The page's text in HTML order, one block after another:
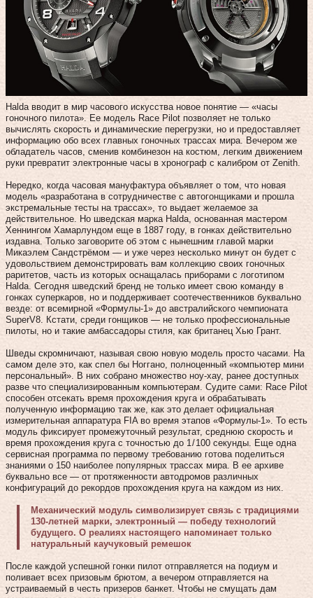
Halda вводит в мир часового искусства новое понятие — «часы
гоночного пилота». Ее модель Race Pilot позволяет не только
вычислять скорость и динамические перегрузки, но и предоставляет
информацию обо всех главных гоночных трассах мира. Вечером же
обладатель часов, сменив комбинезон на костюм, легким движением
руки превратит электронные часы в хронограф с калибром от Zenith.
Нередко, когда часовая мануфактура объявляет о том, что новая
модель «разработана в сотрудничестве с автогонщиками и прошла
экстремальные тесты на трассах», то выдает желаемое за
действительное. Но шведская марка Halda, основанная мастером
Хеннингом Хамарлундом еще в 1887 году, в гонках действительно
издавна. Только заговорите об этом с нынешним главой марки
Микаэлем Сандстрёмом — и уже через несколько минут он будет с
удовольствием демонстрировать вам коллекцию своих гоночных
раритетов, часть из которых оснащалась приборами с логотипом
Halda. Сегодня шведский бренд не только имеет свою команду в
гонках суперкаров, но и поддерживает соотечественников буквально
везде: от всемирной «Формулы-1» до австралийского чемпионата
SuperV8. Кстати, среди гонщиков — не только профессиональные
пилоты, но и такие амбассадоры стиля, как британец Хью Грант.
Шведы скромничают, называя свою новую модель просто часами. На
самом деле это, как спел бы Ноггано, полноценный «компьютер мини
персональный». В них собрано множество ноу-хау, ранее доступных
разве что специализированным компьютерам. Судите сами: Race Pilot
способен отсекать время прохождения круга и обрабатывать
полученную информацию так же, как это делает официальная
измерительная аппаратура FIA во время этапов «Формулы-1». То есть
модуль фиксирует промежуточный результат, среднюю скорость и
время прохождения круга с точностью до 1 / 100 секунды. Еще одна
сервисная программа по первому требованию готова поделиться
знаниями о 150 наиболее популярных трассах мира. В ее архиве
буквально все — от протяженности автодромов различных
конфигураций до рекордов прохождения круга на каждом из них.
Механический модуль символизирует связь с традициями
130‑летней марки, электронный — победу технологий
будущего. О реалиях настоящего напоминает только
натуральный каучуковый ремешок
После каждой успешной гонки пилот отправляется на подиум и
поливает всех призовым брютом, а вечером отправляется на
устраиваемый в честь призеров банкет. Чтобы не смущать дам